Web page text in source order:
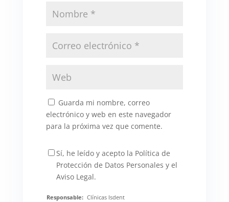
Guarda mi nombre, correo
electrónico y web en este navegador
para la próxima vez que comente.
Sí, he leído y acepto la Política de
Protección de Datos Personales y el
Aviso Legal.
Responsable: Clínicas Isdent